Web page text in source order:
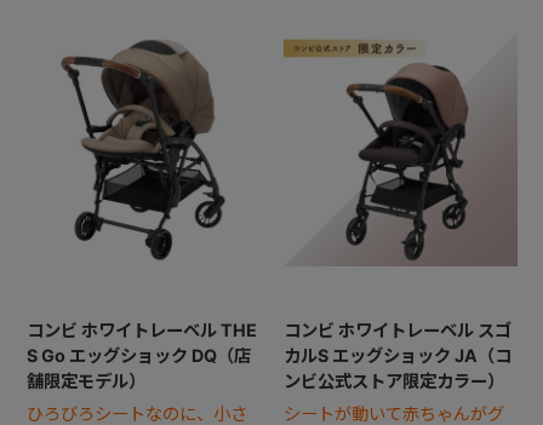
コンビ ホワイトレーベル THE
S Go エッグショック DQ（店
舗限定モデル）
ひろびろシートなのに、小さ
コンビ ホワイトレーベル スゴ
カルS エッグショック JA（コ
ンビ公式ストア限定カラー）
シートが動いて赤ちゃんがグ